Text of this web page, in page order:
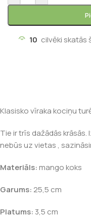
10 cilvēki skatās
Klasisko vīraka kociņu
Tie ir trīs dažādās
nebūs uz vietas ,
Materiāls:mango koks
Garums: 25,5 cm
Platums: 3,5 cm